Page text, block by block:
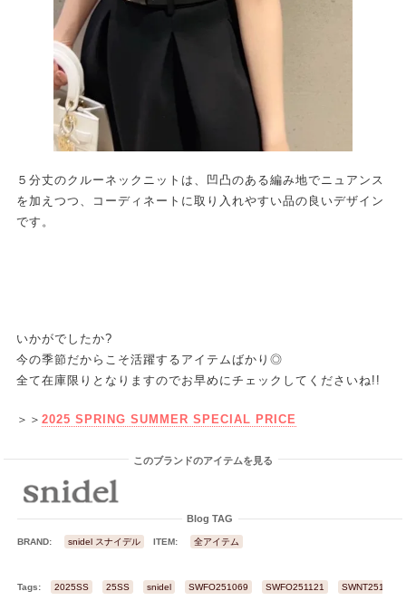
５分丈のクルーネックニットは、凹凸のある編み地でニュアンス
を加えつつ、コーディネートに取り入れやすい品の良いデザイン
です。
いかがでしたか?
今の季節だからこそ活躍するアイテムばかり◎
全て在庫限りとなりますのでお早めにチェックしてくださいね!!
＞＞ 2025 SPRING SUMMER SPECIAL PRICE
このブランドのアイテムを見る
Blog TAG
BRAND: snidel スナイデル ITEM: 全アイテム
Tags: 2025SS 25SS snidel SWFO251069 SWFO251121 SWNT251100